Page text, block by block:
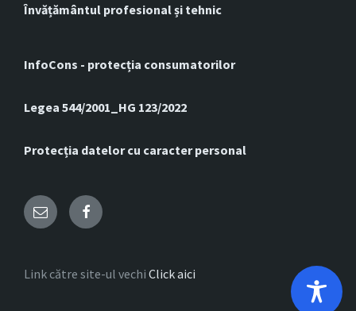
Învățământul profesional și tehnic
InfoCons - protecția consumatorilor
Legea 544/2001_HG 123/2022
Protecția datelor cu caracter personal
Email Facebook
Link către site-ul vechi Click aici